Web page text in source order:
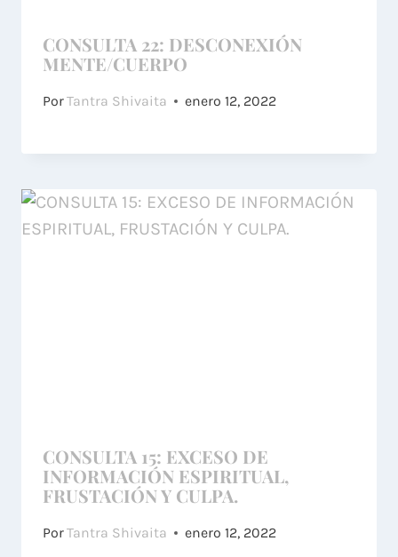
CONSULTA 22: DESCONEXIÓN
MENTE/CUERPO
PorTantra Shivaita enero 12, 2022
CONSULTA 15: EXCESO DE
INFORMACIÓN ESPIRITUAL,
FRUSTACIÓN Y CULPA.
PorTantra Shivaita enero 12, 2022